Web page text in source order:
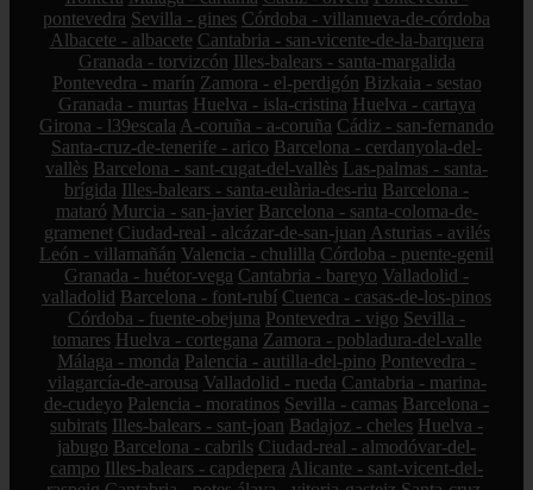
pontevedra Sevilla - gines Córdoba - villanueva-de-córdoba
Albacete - albacete Cantabria - san-vicente-de-la-barquera
Granada - torvizcón Illes-balears - santa-margalida
Pontevedra - marín Zamora - el-perdigón Bizkaia - sestao
Granada - murtas Huelva - isla-cristina Huelva - cartaya
Girona - l39escala A-coruña - a-coruña Cádiz - san-fernando
Santa-cruz-de-tenerife - arico Barcelona - cerdanyola-del-
vallès Barcelona - sant-cugat-del-vallès Las-palmas - santa-
brígida Illes-balears - santa-eulària-des-riu Barcelona -
mataró Murcia - san-javier Barcelona - santa-coloma-de-
gramenet Ciudad-real - alcázar-de-san-juan Asturias - avilés
León - villamañán Valencia - chulilla Córdoba - puente-genil
Granada - huétor-vega Cantabria - bareyo Valladolid -
valladolid Barcelona - font-rubí Cuenca - casas-de-los-pinos
Córdoba - fuente-obejuna Pontevedra - vigo Sevilla -
tomares Huelva - cortegana Zamora - pobladura-del-valle
Málaga - monda Palencia - autilla-del-pino Pontevedra -
vilagarcía-de-arousa Valladolid - rueda Cantabria - marina-
de-cudeyo Palencia - moratinos Sevilla - camas Barcelona -
subirats Illes-balears - sant-joan Badajoz - cheles Huelva -
jabugo Barcelona - cabrils Ciudad-real - almodóvar-del-
campo Illes-balears - capdepera Alicante - sant-vicent-del-